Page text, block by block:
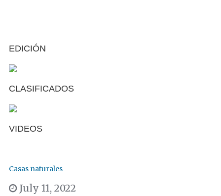
EDICIÓN
CLASIFICADOS
VIDEOS
Casas naturales
July 11, 2022